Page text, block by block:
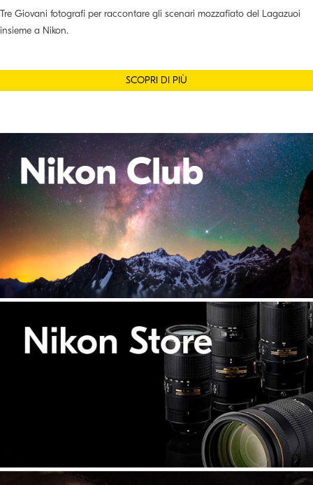
Tre Giovani fotografi per raccontare gli scenari mozzafiato del Lagazuoi
insieme a Nikon.
SCOPRI DI PIÙ